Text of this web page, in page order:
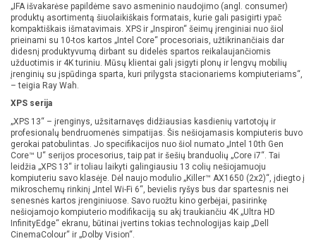
„IFA išvakarėse papildėme savo asmeninio naudojimo (angl. consumer)
produktų asortimentą šiuolaikiškais formatais, kurie gali pasigirti ypač
kompaktiškais išmatavimais. XPS ir „Inspiron“ šeimų įrenginiai nuo šiol
prieinami su 10-tos kartos „Intel Core“ procesoriais, užtikrinančiais dar
didesnį produktyvumą dirbant su didelės spartos reikalaujančiomis
užduotimis ir 4K turiniu. Mūsų klientai gali įsigyti plonų ir lengvų mobilių
įrenginių su įspūdinga sparta, kuri prilygsta stacionariems kompiuteriams“,
– teigia Ray Wah.
XPS serija
„XPS 13“ – įrenginys, užsitarnavęs didžiausias kasdienių vartotojų ir
profesionalų bendruomenės simpatijas. Šis nešiojamasis kompiuteris buvo
gerokai patobulintas. Jo specifikacijos nuo šiol numato „Intel 10th Gen
Core™ U“ serijos procesorius, taip pat ir šešių branduolių „Core i7“. Tai
leidžia „XPS 13“ ir toliau laikyti galingiausiu 13 colių nešiojamuoju
kompiuteriu savo klasėje. Dėl naujo modulio „Killer™ AX1650 (2x2)“, įdiegto į
mikroschemų rinkinį „Intel Wi-Fi 6“, bevielis ryšys bus dar spartesnis nei
senesnės kartos įrenginiuose. Savo ruožtu kino gerbėjai, pasirinkę
nešiojamojo kompiuterio modifikaciją su akį traukiančiu 4K „Ultra HD
InfinityEdge“ ekranu, būtinai įvertins tokias technologijas kaip „Dell
CinemaColour“ ir „Dolby Vision“.